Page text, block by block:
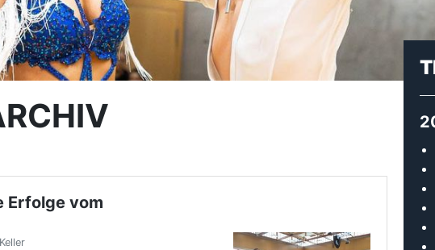
in Heidelberg und
in Friedrichshafen,
Turniere die Paare des
im Finale des